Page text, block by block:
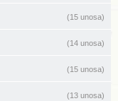
(15 unosa)
(14 unosa)
(15 unosa)
(13 unosa)